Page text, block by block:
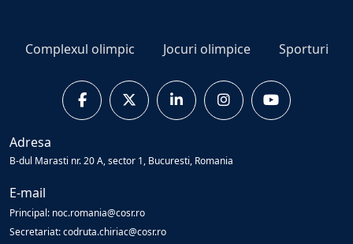
Complexul olimpic Jocuri olimpice Sporturi
Adresa
B-dul Marasti nr. 20 A, sector 1, Bucuresti, Romania
E-mail
Principal: noc.romania@cosr.ro
Secretariat: codruta.chiriac@cosr.ro